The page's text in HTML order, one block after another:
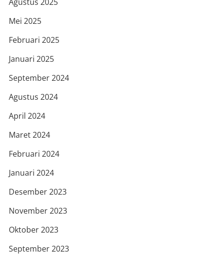
Mei 2025
Februari 2025
Januari 2025
September 2024
Agustus 2024
April 2024
Maret 2024
Februari 2024
Januari 2024
Desember 2023
November 2023
Oktober 2023
September 2023